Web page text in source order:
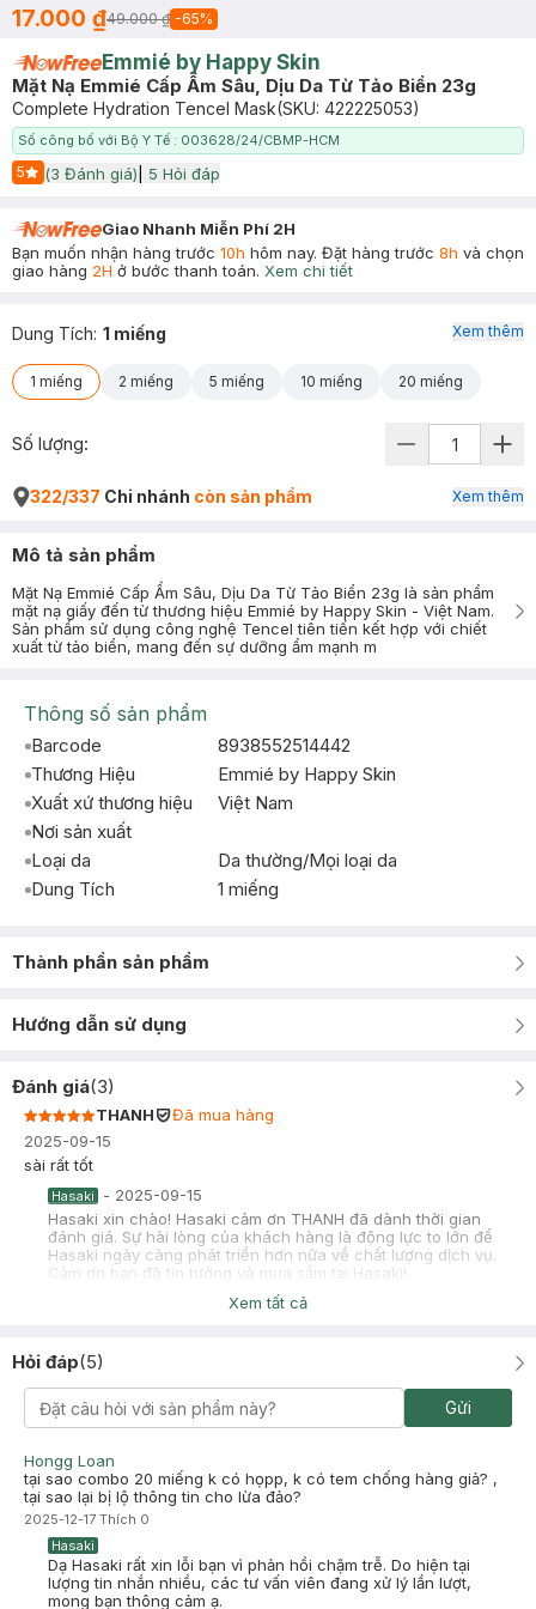
17.000 ₫49.000 ₫ -65%
Emmié by Happy Skin
Mặt Nạ Emmié Cấp Ẩm Sâu, Dịu Da Từ Tảo Biển 23g
Complete Hydration Tencel Mask(SKU: 422225053)
Số công bố với Bộ Y Tế : 003628/24/CBMP-HCM
5
Start Icon
(3 Đánh giá) 5 Hỏi đáp
Giao Nhanh Miễn Phí 2H
Bạn muốn nhận hàng trước 10h hôm nay. Đặt hàng trước 8h và chọn
giao hàng 2H ở bước thanh toán. Xem chi tiết
Dung Tích: 1 miếng
1 miếng 2 miếng 5 miếng 10 miếng 20 miếng
Xem thêm
Số lượng:
322/337 Chi nhánh còn sản phẩm Xem thêm
Mô tả sản phẩm
Mặt Nạ Emmié Cấp Ẩm Sâu, Dịu Da Từ Tảo Biển 23g là sản phẩm
mặt nạ giấy đến từ thương hiệu Emmié by Happy Skin - Việt Nam.
Sản phẩm sử dụng công nghệ Tencel tiên tiến kết hợp với chiết
xuất từ tảo biển, mang đến sự dưỡng ẩm mạnh m
Thông số sản phẩm
Barcode
8938552514442
Thương Hiệu
Emmié by Happy Skin
Xuất xứ thương hiệu
Việt Nam
Nơi sản xuất
Loại da
Da thường/Mọi loại da
Dung Tích
1 miếng
Thành phần sản phẩm
Hướng dẫn sử dụng
Đánh giá(3)
THANH
Đã mua hàng
2025-09-15
sài rất tốt
Hasaki - 2025-09-15
Hasaki xin chào! Hasaki cảm ơn THANH đã dành thời gian
đánh giá. Sự hài lòng của khách hàng là động lực to lớn để
Hasaki ngày càng phát triển hơn nữa về chất lượng dịch vụ.
Cảm ơn bạn đã tin tưởng và mua sắm tại Hasaki!
Bình thường
Hasaki -2025-05-27
Hasaki xin chào! Hasaki cảm ơn MINH QUANG đã dành thời
gian đánh giá. Sự hài lòng của khách hàng là động lực to lớn
vụ. Cảm ơn bạn đã tin tưởng và mua sắm tại Hasaki!
Xem tất cả
Hỏi đáp(5)
Gửi
Hongg Loan
tại sao combo 20 miếng k có họpp, k có tem chống hàng giả? ,
tại sao lại bị lộ thông tin cho lừa đảo?
2025-12-17 Thích 0
Hasaki
Dạ Hasaki rất xin lỗi bạn vì phản hồi chậm trễ. Do hiện tại
lượng tin nhắn nhiều, các tư vấn viên đang xử lý lần lượt,
mong bạn thông cảm ạ.